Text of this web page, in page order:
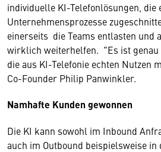
individuelle KI-Telefonlösungen, die
Unternehmensprozesse
einerseits die Teams entlasten und
wirklich weiterhelfen. "Es ist genau
die aus KI-Telefonie echten Nutzen
Co-Founder Philip Panwinkler.
Namhafte Kunden gewonnen
Die KI kann sowohl im Inbound
auch im Outbound beispielsweise